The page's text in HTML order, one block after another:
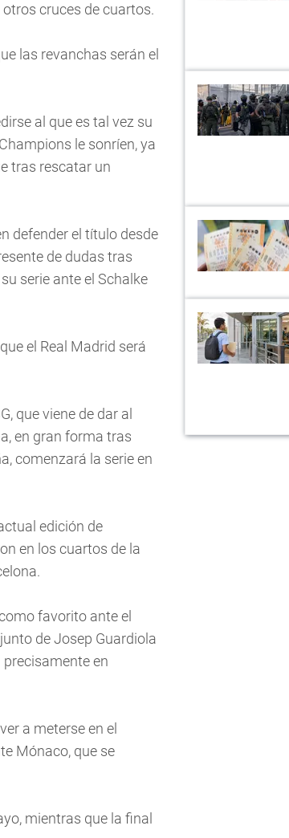
cruces de cuartos.
las revanchas serán el
al que es tal vez su
le sonríen, ya
tras rescatar un
defender el título desde
de dudas tras
serie ante el Schalke
el Real Madrid será
que viene de dar al
en gran forma tras
comenzará la serie en
edición de
en los cuartos de la
favorito ante el
de Josep Guardiola
en
a meterse en el
Mónaco, que se
mientras que la final